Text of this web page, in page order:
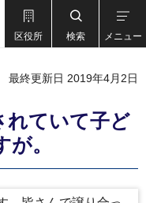
区役所 検索 メニュー
最終更新日 2019年4月2日
れていて子ど
。